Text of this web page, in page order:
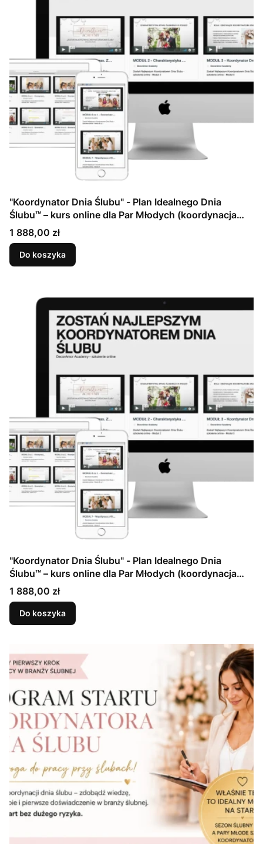
"Koordynator Dnia Ślubu" - Plan Idealnego Dnia
Ślubu™ – kurs online dla Par Młodych (koordynacja
dnia ślubu krok po kroku)
Cena
1 888,00 zł
Do koszyka
"Koordynator Dnia Ślubu" - Plan Idealnego Dnia
Ślubu™ – kurs online dla Par Młodych (koordynacja
dnia ślubu krok po kroku) - papier
Cena
1 888,00 zł
Do koszyka